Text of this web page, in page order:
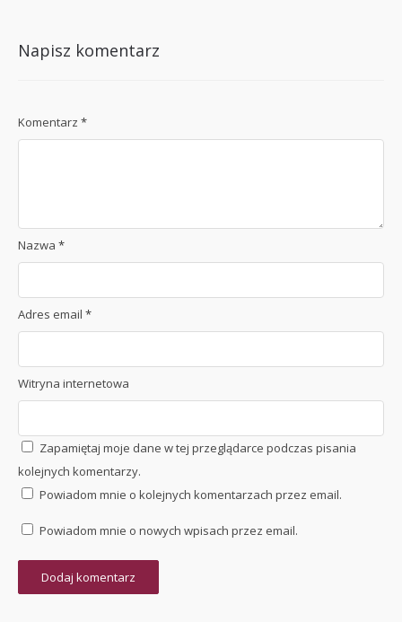
Napisz komentarz
Komentarz *
Nazwa *
Adres email *
Witryna internetowa
Zapamiętaj moje dane w tej przeglądarce podczas pisania
kolejnych komentarzy.
Powiadom mnie o kolejnych komentarzach przez email.
Powiadom mnie o nowych wpisach przez email.